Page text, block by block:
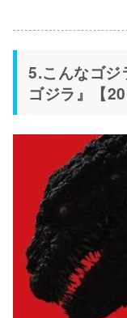
5.こんなゴジ
ゴジラ』【